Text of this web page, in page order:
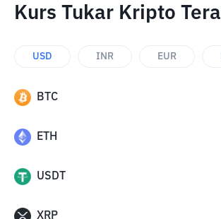
Kurs Tukar Kripto
USD INR EUR
BTC
ETH
USDT
XRP